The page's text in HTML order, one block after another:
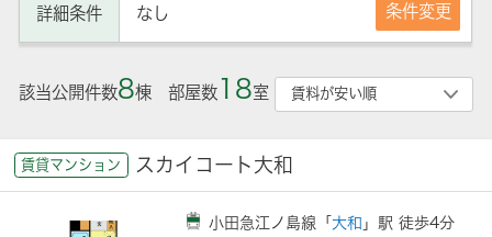
詳細条件 なし 条件変更
該当公開件数8棟 部屋数18室
賃貸マンション スカイコート大和
小田急江ノ島線「 大和 」駅 徒歩4分